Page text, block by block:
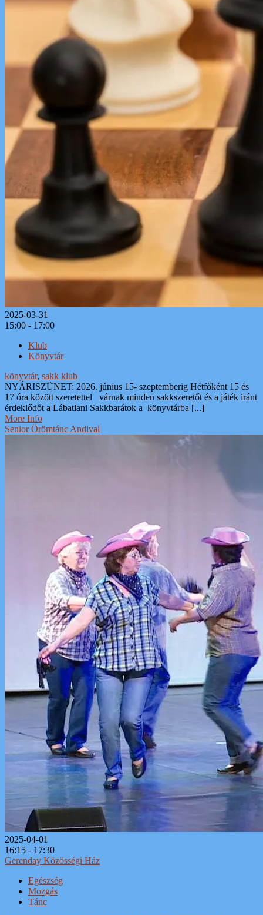
2025-03-31
15:00 - 17:00
Klub
Könyvtár
könyvtár, sakk klub
NYÁRISZÜNET: 2026. június 15- szeptemberig Hétfőként 15 és
17 óra között szeretettel várnak minden sakkszeretőt és a játék iránt
érdeklődőt a Lábatlani Sakkbarátok a könyvtárba [...]
More Info
Senior Örömtánc Andival
2025-04-01
16:15 - 17:30
Gerenday Közösségi Ház
Egészség
Mozgás
Tánc